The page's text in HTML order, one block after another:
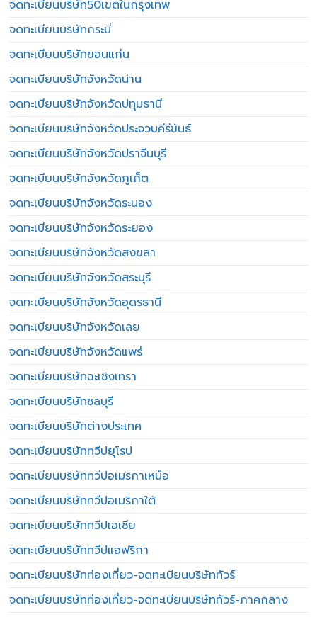
จดทะเบียนบริษัท50เขตในกรุงเทพ
จดทะเบียนบริษัทกระบี่
จดทะเบียนบริษัทขอนแก่น
จดทะเบียนบริษัทจังหวัดน่าน
จดทะเบียนบริษัทจังหวัดปทุมธานี
จดทะเบียนบริษัทจังหวัดประจวบคีรีขันธ์
จดทะเบียนบริษัทจังหวัดปราจีนบุรี
จดทะเบียนบริษัทจังหวัดภูเก็ต
จดทะเบียนบริษัทจังหวัดระนอง
จดทะเบียนบริษัทจังหวัดระยอง
จดทะเบียนบริษัทจังหวัดสงขลา
จดทะเบียนบริษัทจังหวัดสระบุรี
จดทะเบียนบริษัทจังหวัดอุดรธานี
จดทะเบียนบริษัทจังหวัดเลย
จดทะเบียนบริษัทจังหวัดแพร่
จดทะเบียนบริษัทฉะเชิงเทรา
จดทะเบียนบริษัทชลบุรี
จดทะเบียนบริษัทต่างประเทศ
จดทะเบียนบริษัททวีปยุโรป
จดทะเบียนบริษัททวีปอเมริกาเหนือ
จดทะเบียนบริษัททวีปอเมริกาใต้
จดทะเบียนบริษัททวีปเอเชีย
จดทะเบียนบริษัททวีปแอฟริกา
จดทะเบียนบริษัทท่องเที่ยว-จดทะเบียนบริษัททัวร์
จดทะเบียนบริษัทท่องเที่ยว-จดทะเบียนบริษัททัวร์-ภาคกลาง